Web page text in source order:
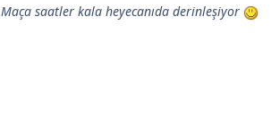
Maça saatler kala heyecanıda derinleşiyor